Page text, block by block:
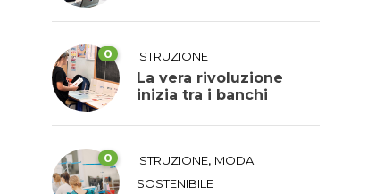
0 ISTRUZIONE
La vera rivoluzione
inizia tra i banchi
0 ISTRUZIONE, MODA
SOSTENIBILE